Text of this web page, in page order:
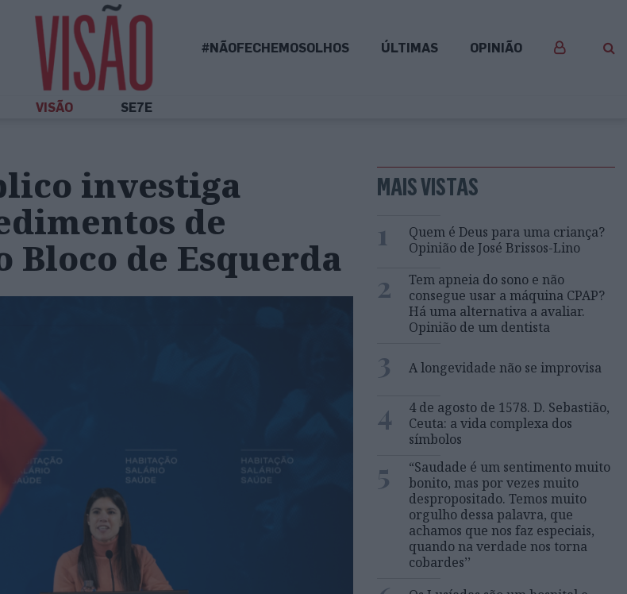
#NÃOFECHEMOSOLHOS ÚLTIMAS OPINIÃO
VISÃO SE7E
investiga
de
Bloco de Esquerda
MAIS VISTAS
1
Quem é Deus para uma criança?
Opinião de José Brissos-Lino
2
Tem apneia do sono e não
consegue usar a máquina CPAP?
Há uma alternativa a avaliar.
Opinião de um dentista
3 A longevidade não se improvisa
4
4 de agosto de 1578. D. Sebastião,
Ceuta: a vida complexa dos
símbolos
5
“Saudade é um sentimento muito
bonito, mas por vezes muito
despropositado. Temos muito
orgulho dessa palavra, que
achamos que nos faz especiais,
quando na verdade nos torna
cobardes’’